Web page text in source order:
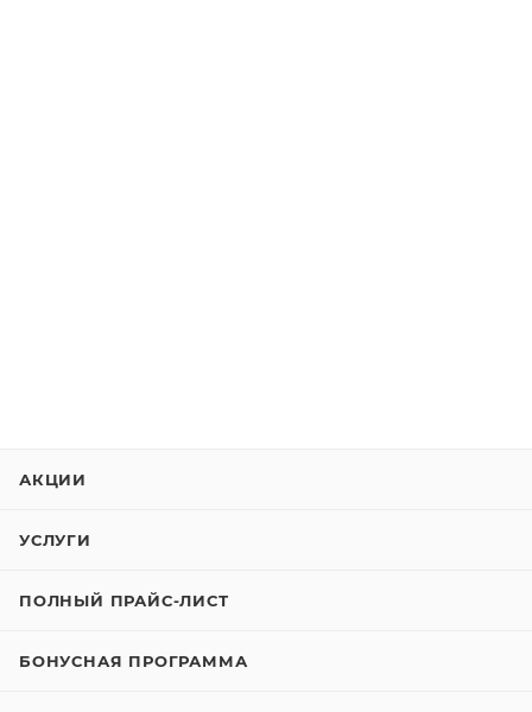
АКЦИИ
УСЛУГИ
ПОЛНЫЙ ПРАЙС-ЛИСТ
БОНУСНАЯ ПРОГРАММА